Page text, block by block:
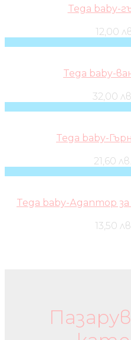
Tega baby-
12,00
Tega baby-
32,00
Tega baby-
21,60
Tega baby-Адаптор
13,50